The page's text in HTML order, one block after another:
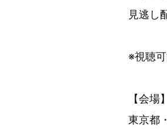
見逃し
※視聴
【会場】
東京都